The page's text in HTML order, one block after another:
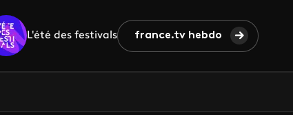
L'été des festivals france.tv hebdo